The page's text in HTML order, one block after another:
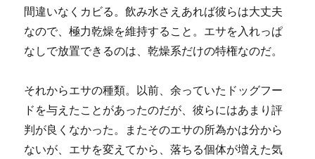
間違いなくカビる。飲み水さえあれば彼らは大丈夫
なので、極力乾燥を維持すること。エサを入れっぱ
なしで放置できるのは、乾燥系だけの特権なのだ。
それからエサの種類。以前、余っていたドッグフー
ドを与えたことがあったのだが、彼らにはあまり評
判が良くなかった。またそのエサの所為かは分から
ないが、エサを変えてから、落ちる個体が増えた気